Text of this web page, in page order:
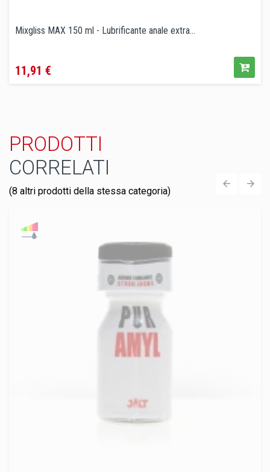
Mixgliss MAX 150 ml - Lubrificante anale extra...
11,91 €
PRODOTTI
CORRELATI
(8 altri prodotti della stessa categoria)